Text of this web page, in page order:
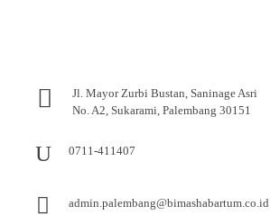
Jl. Mayor Zurbi Bustan, Saninage Asri
No. A2, Sukarami, Palembang 30151
0711-411407
admin.palembang@bimashabartum.co.id